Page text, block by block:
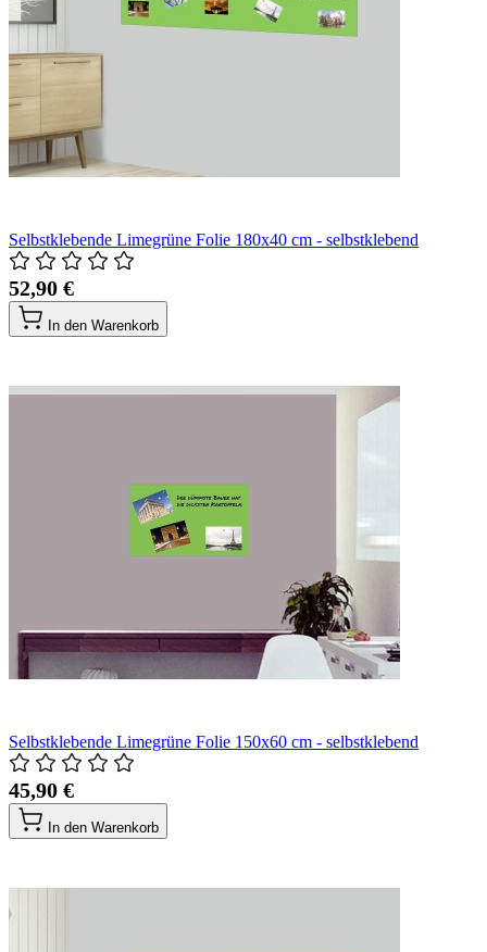
Selbstklebende Limegrüne Folie 180x40 cm - selbstklebend
52,90 €
In den Warenkorb
Selbstklebende Limegrüne Folie 150x60 cm - selbstklebend
45,90 €
In den Warenkorb